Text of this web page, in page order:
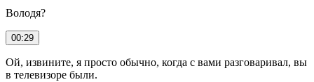
Володя?
00:29
Ой, извините, я просто обычно, когда с вами разговаривал, вы
в телевизоре были.